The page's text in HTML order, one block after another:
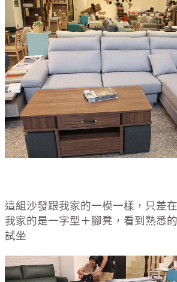
這組沙發跟我家的一模一樣，只差
我家的是一字型＋腳凳，看到熟悉
試坐